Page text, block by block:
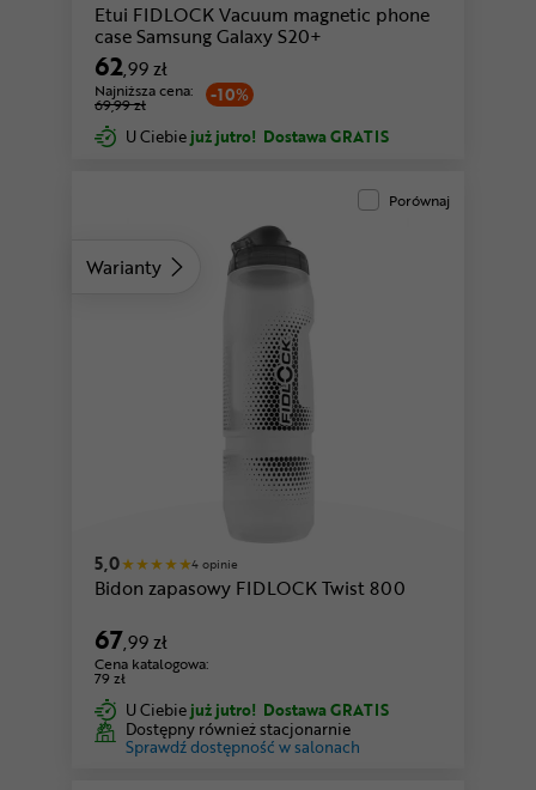
Etui FIDLOCK Vacuum magnetic phone
case Samsung Galaxy S20+
62,99 zł
-10%
Najniższa cena:
69,99 zł
U Ciebie już jutro! Dostawa GRATIS
Warianty
Porównaj
5,0 4 opinie
Bidon zapasowy FIDLOCK Twist 800
67,99 zł
Cena katalogowa:
79 zł
U Ciebie już jutro! Dostawa GRATIS
Dostępny również stacjonarnie
Sprawdź dostępność w salonach